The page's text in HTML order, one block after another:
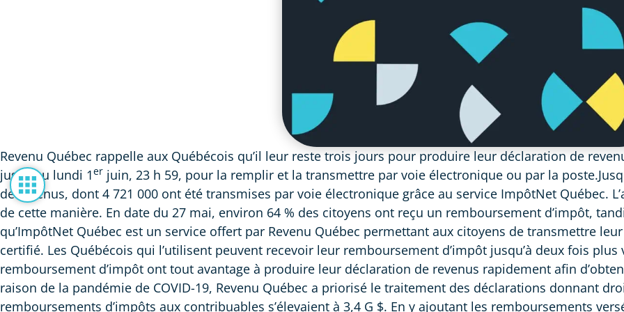
Revenu Québec rappelle aux Québécois qu’il leur reste trois jours pour produire leur déclaration de
jusqu’au lundi 1er juin, 23 h 59, pour la remplir et la transmettre par voie électronique ou par la
de revenus, dont 4 721 000 ont été transmises par voie électronique grâce au service ImpôtNet Québec.
de cette manière. En date du 27 mai, environ 64 % des citoyens ont reçu un remboursement d’impôt,
qu’ImpôtNet Québec est un service offert par Revenu Québec permettant aux citoyens de transmettre
certifié. Les Québécois qui l’utilisent peuvent recevoir leur remboursement d’impôt jusqu’à deux fois
remboursement d’impôt ont tout avantage à produire leur déclaration de revenus rapidement afin
raison de la pandémie de COVID-19, Revenu Québec a priorisé le traitement des déclarations donnant
remboursements d’impôts aux contribuables s’élevaient à 3,4 G $. En y ajoutant les remboursements